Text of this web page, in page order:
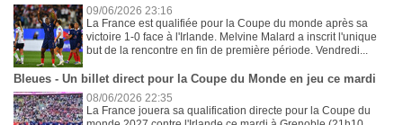
09/06/2026 23:16
La France est qualifiée pour la Coupe du monde après sa
victoire 1-0 face à l'Irlande. Melvine Malard a inscrit l'unique
but de la rencontre en fin de première période. Vendredi...
Bleues - Un billet direct pour la Coupe du Monde en jeu ce mardi
08/06/2026 22:35
La France jouera sa qualification directe pour la Coupe du